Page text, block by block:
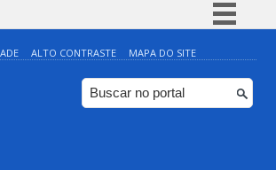
Simplifique!
Comunica BR
Participe
ALTO CONTRASTE MAPA DO SITE